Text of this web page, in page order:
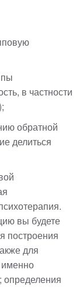
в частности
обратной
делиться
вы будете
построения
для
определения